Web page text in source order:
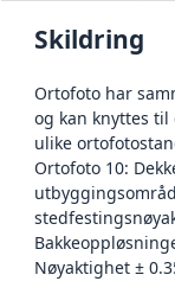
Skildring
Ortofoto har
og kan knyttes
ulike
Ortofoto 10:
Nøyaktighet ±